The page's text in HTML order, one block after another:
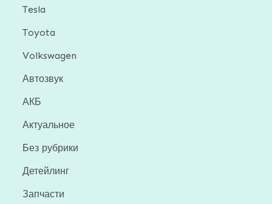
Tesla
Toyota
Volkswagen
Автозвук
АКБ
Актуальное
Без рубрики
Детейлинг
Запчасти